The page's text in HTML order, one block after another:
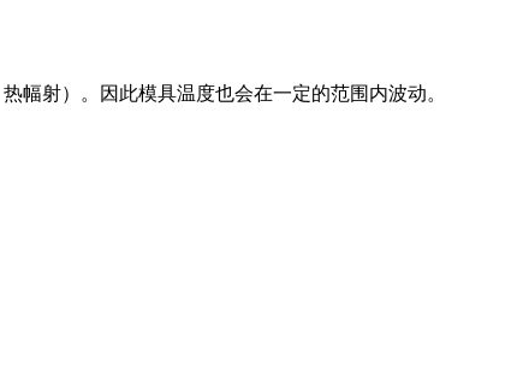
幅射）。因此模具温度也会在一定的范围内波动。